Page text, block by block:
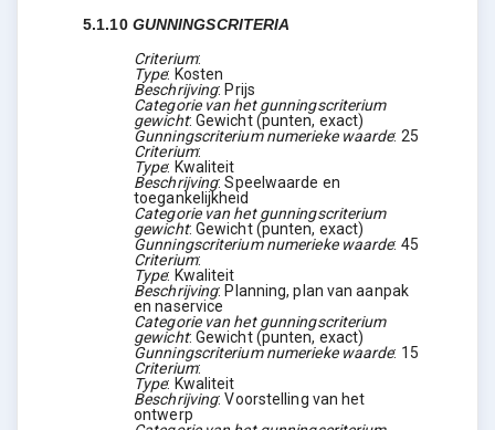
5.1.10 GUNNINGSCRITERIA
Criterium:
Type: Kosten
Beschrijving: Prijs
Categorie van het gunningscriterium
gewicht: Gewicht (punten, exact)
Gunningscriterium numerieke waarde: 25
Criterium:
Type: Kwaliteit
Beschrijving:Speelwaarde en
toegankelijkheid
Categorie van het gunningscriterium
gewicht: Gewicht (punten, exact)
Gunningscriterium numerieke waarde: 45
Criterium:
Type: Kwaliteit
Beschrijving: Planning, plan van aanpak
en naservice
Categorie van het gunningscriterium
gewicht: Gewicht (punten, exact)
Gunningscriterium numerieke waarde: 15
Criterium:
Type: Kwaliteit
Beschrijving:Voorstelling van het
ontwerp